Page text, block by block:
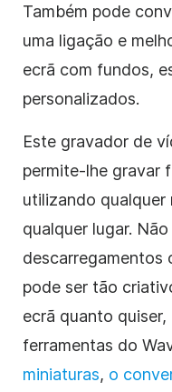
Também pode
uma ligação e
ecrã com fundos,
personalizados.
Este gravador de
permite-lhe gravar
utilizando
qualquer lugar.
descarregamentos
pode ser tão
ecrã quanto
ferramentas do
miniaturas, o